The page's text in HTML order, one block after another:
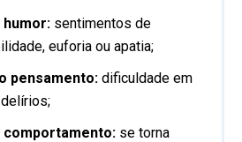
humor: sentimentos de
euforia ou apatia;
pensamento: dificuldade em
comportamento: se torna